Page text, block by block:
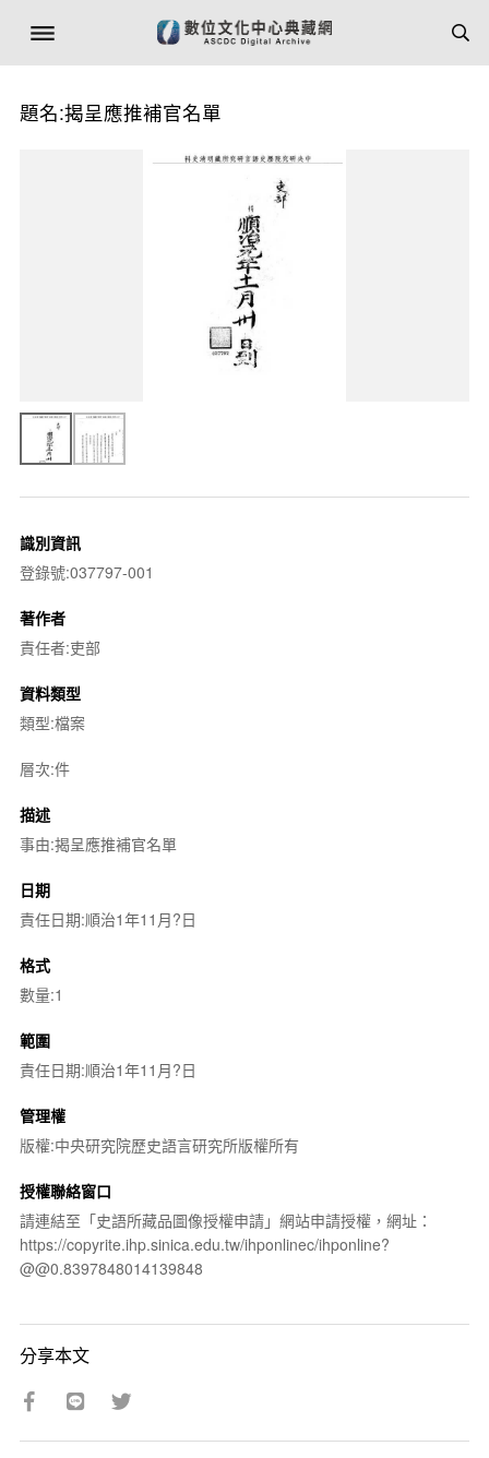
題名:揭呈應推補官名單
識別資訊
登錄號:037797-001
著作者
責任者:吏部
資料類型
類型:檔案
層次:件
描述
事由:揭呈應推補官名單
日期
責任日期:順治1年11月?日
格式
數量:1
範圍
責任日期:順治1年11月?日
管理權
版權:中央研究院歷史語言研究所版權所有
授權聯絡窗口
請連結至「史語所藏品圖像授權申請」網站申請授權，網址：
https://copyrite.ihp.sinica.edu.tw/ihponlinec/ihponline?
@@0.8397848014139848
分享本文